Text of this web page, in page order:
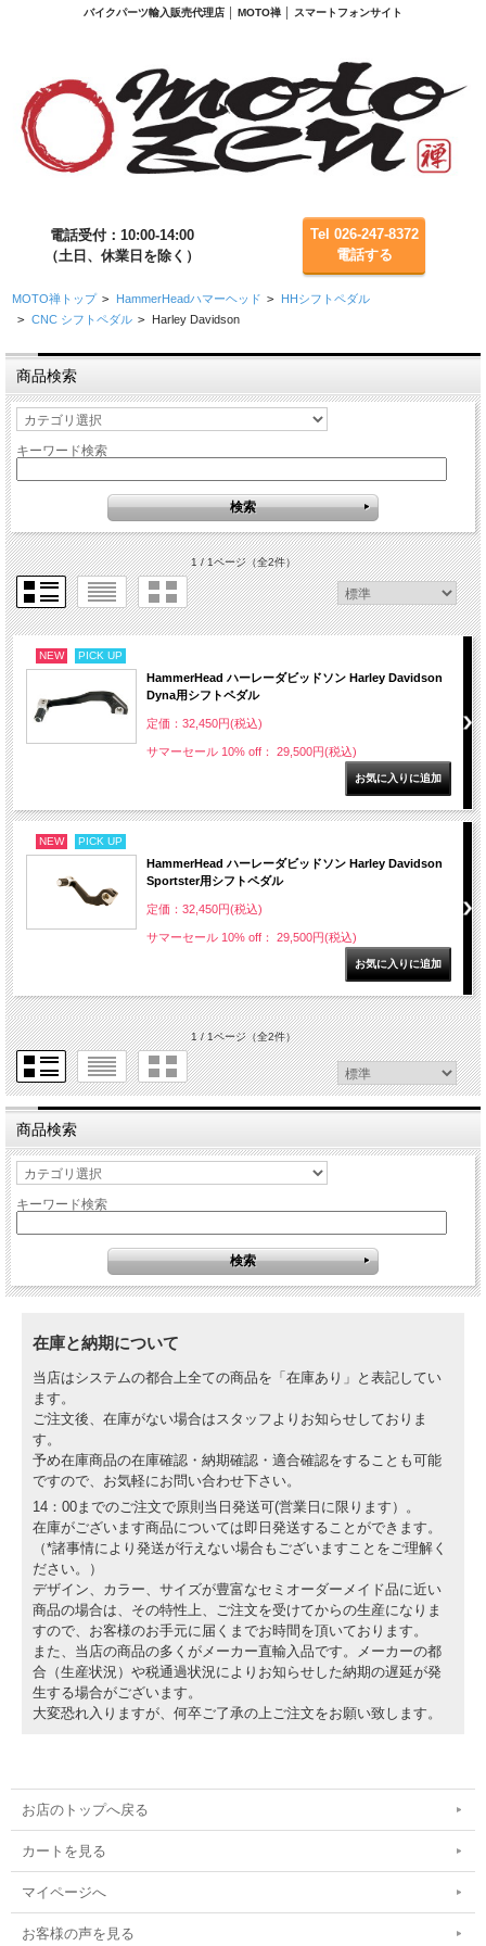
バイクパーツ輸入販売代理店 │ MOTO禅 │ スマートフォンサイト
電話受付：10:00-14:00
（土日、休業日を除く）
Tel 026-247-8372
電話する
MOTO禅トップ > HammerHeadハマーヘッド > HHシフトペダル
> CNC シフトペダル > Harley Davidson
商品検索
キーワード検索
1 / 1ページ（全2件）
NEW PICK UP
HammerHead ハーレーダビッドソン Harley Davidson
Dyna用シフトペダル
定価：32,450円(税込)
サマーセール 10% off： 29,500円(税込)
NEW PICK UP
HammerHead ハーレーダビッドソン Harley Davidson
Sportster用シフトペダル
定価：32,450円(税込)
サマーセール 10% off： 29,500円(税込)
1 / 1ページ（全2件）
商品検索
キーワード検索
在庫と納期について
当店はシステムの都合上全ての商品を「在庫あり」と表記してい
ます。
ご注文後、在庫がない場合はスタッフよりお知らせしておりま
す。
予め在庫商品の在庫確認・納期確認・適合確認をすることも可能
ですので、お気軽にお問い合わせ下さい。
14：00までのご注文で原則当日発送可(営業日に限ります）。
在庫がございます商品については即日発送することができます。
（*諸事情により発送が行えない場合もございますことをご理解く
ださい。）
デザイン、カラー、サイズが豊富なセミオーダーメイド品に近い
商品の場合は、その特性上、ご注文を受けてからの生産になりま
すので、お客様のお手元に届くまでお時間を頂いております。
また、当店の商品の多くがメーカー直輸入品です。メーカーの都
合（生産状況）や税通過状況によりお知らせした納期の遅延が発
生する場合がございます。
大変恐れ入りますが、何卒ご了承の上ご注文をお願い致します。
お店のトップへ戻る
カートを見る
マイページへ
お客様の声を見る